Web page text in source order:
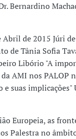
Bernardino
Abril de 2015 Júri de
de Tânia Sofia
Libório "A
AMI nos PALOP
suas implicações"
Europeia, as
Palestra no